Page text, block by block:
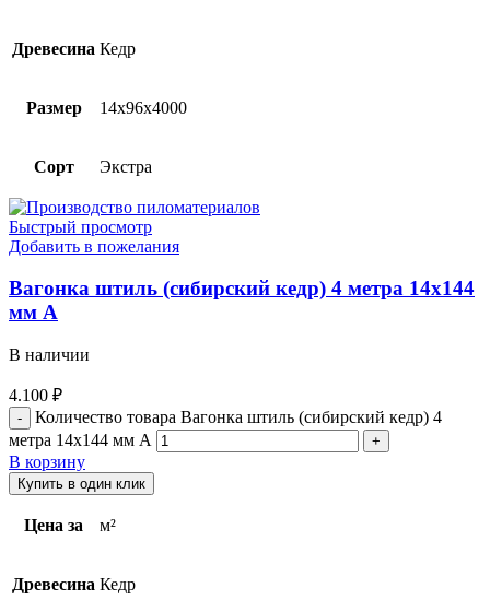
Древесина Кедр
Размер 14х96х4000
Сорт Экстра
Быстрый просмотр
Добавить в пожелания
Вагонка штиль (сибирский кедр) 4 метра 14х144
мм А
В наличии
4.100 ₽
Количество товара Вагонка штиль (сибирский кедр) 4
метра 14х144 мм А
В корзину
Купить в один клик
Цена за м²
Древесина Кедр